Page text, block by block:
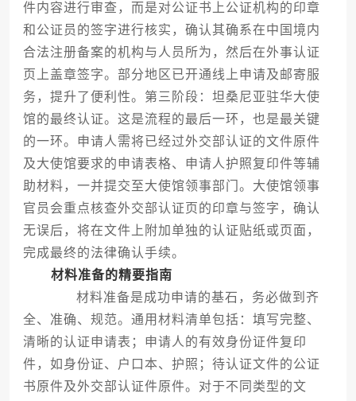
件内容进行审查，而是对公证书上公证机构的印章
和公证员的签字进行核实，确认其确系在中国境内
合法注册备案的机构与人员所为，然后在外事认证
页上盖章签字。部分地区已开通线上申请及邮寄服
务，提升了便利性。第三阶段：坦桑尼亚驻华大使
馆的最终认证。这是流程的最后一环，也是最关键
的一环。申请人需将已经过外交部认证的文件原件
及大使馆要求的申请表格、申请人护照复印件等辅
助材料，一并提交至大使馆领事部门。大使馆领事
官员会重点核查外交部认证页的印章与签字，确认
无误后，将在文件上附加单独的认证贴纸或页面，
完成最终的法律确认手续。
材料准备的精要指南
材料准备是成功申请的基石，务必做到齐
全、准确、规范。通用材料清单包括：填写完整、
清晰的认证申请表；申请人的有效身份证件复印
件，如身份证、户口本、护照；待认证文件的公证
书原件及外交部认证件原件。对于不同类型的文